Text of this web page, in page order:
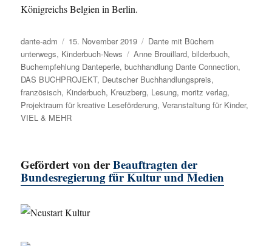
Königreichs Belgien in Berlin.
Autor
dante-adm
Veröffentlicht
am
15. November 2019 Kategorien
Dante mit Büchern
unterwegs, Kinderbuch-News Schlagwörter
Anne Brouillard,bilderbuch,
Buchempfehlung Danteperle,buchhandlung Dante Connection,
DAS BUCHPROJEKT, Deutscher Buchhandlungspreis,
französisch, Kinderbuch, Kreuzberg, Lesung, moritz verlag,
Projektraum für kreative Leseförderung,Veranstaltung für Kinder,
VIEL & MEHR
Gefördert von derBeauftragten der
Bundesregierung für Kultur und Medien